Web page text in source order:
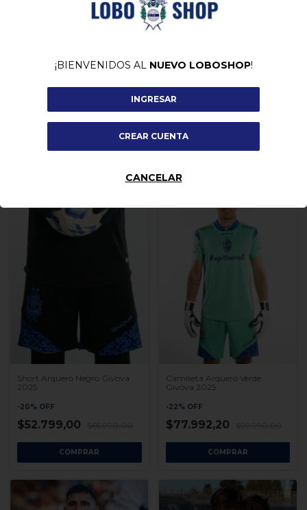
Camiseta Oficial 2025 Niños
$43.888,00
Short Oficial Givova 2025
$65.990,00
Short Arquero Negro Givova
2025
-20% OFF
$52.799,00
COMPRAR
Camiseta Arquero Verde
Givova 2025
-22% OFF
$77.992,20
COMPRAR
¡BIENVENIDOS AL NUEVO LOBOSHOP!
INGRESAR
CREAR CUENTA
CANCELAR